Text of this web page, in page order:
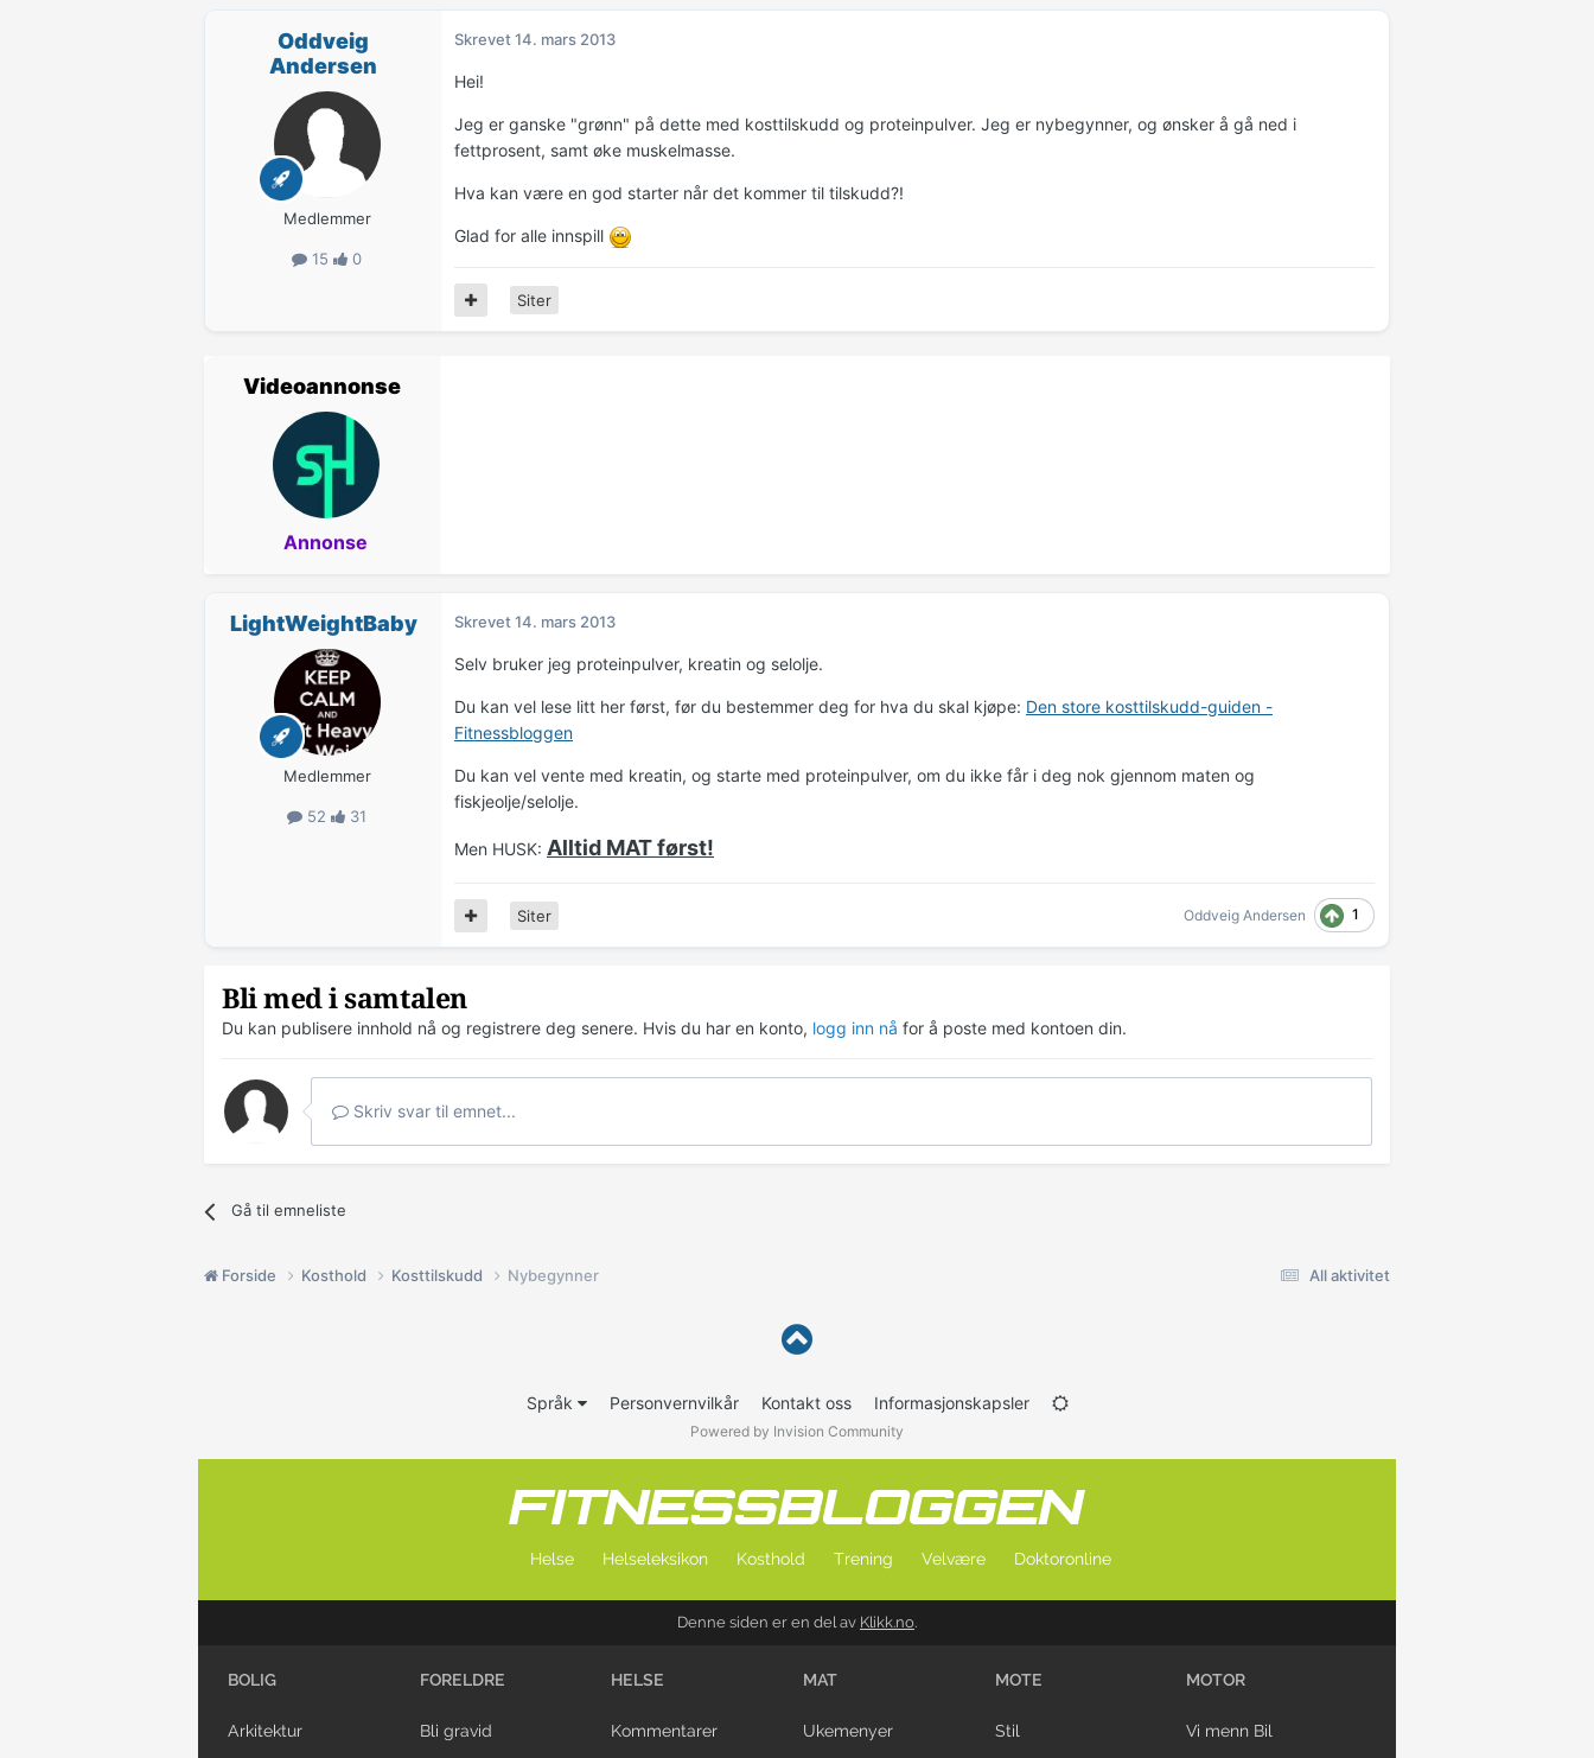
Oddveig
Andersen
Medlemmer
15 0
Skrevet14. mars 2013
Hei!
Jeg er ganske "grønn" på dette med kosttilskudd og proteinpulver. Jeg er nybegynner, og ønsker å gå ned i
fettprosent, samt øke muskelmasse.
Hva kan være en god starter når det kommer til tilskudd?!
Glad for alle innspill
Siter
Videoannonse
Annonse
LightWeightBaby
Medlemmer
52 31
Skrevet14. mars 2013
Selv bruker jeg proteinpulver, kreatin og selolje.
Du kan vel lese litt her først, før du bestemmer deg for hva du skal kjøpe: Den store kosttilskudd-guiden -
Fitnessbloggen
Du kan vel vente med kreatin, og starte med proteinpulver, om du ikke får i deg nok gjennom maten og
fiskjeolje/selolje.
Men HUSK: Alltid MAT først!
Oddveig Andersen 1
Siter
Bli med i samtalen
Du kan publisere innhold nå og registrere deg senere. Hvis du har en konto, logg inn nå for å poste med kontoen din.
Skriv svar til emnet...
Gå til emneliste
All aktivitet
Forside Kosthold Kosttilskudd Nybegynner
Språk Personvernvilkår Kontakt oss Informasjonskapsler
Powered by Invision Community
Helse Helseleksikon Kosthold Trening Velvære Doktoronline
Denne siden er en del av Klikk.no.
BOLIG
Arkitektur
FORELDRE
Bli gravid
HELSE
Kommentarer
MAT
Ukemenyer
MOTE
Stil
MOTOR
Vi menn Bil